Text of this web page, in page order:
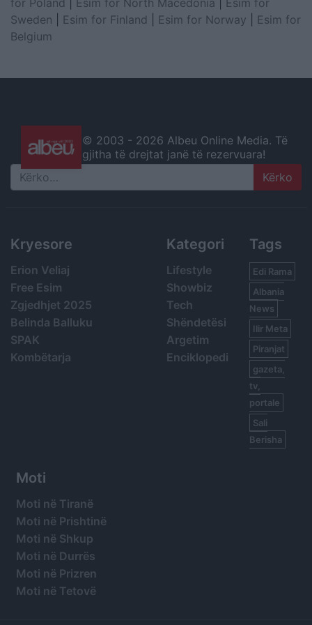
Sweden
Esim for Finland Esim for Norway
Esim for
Belgium
© 2003 - 2026 Albeu Online Media. Të
gjitha të drejtat janë të rezervuara!
Search
Kryesore
Erion Veliaj
Free Esim
Zgjedhjet 2025
Belinda Balluku
SPAK
Kombëtarja
Kategori
Lifestyle
Showbiz
Tech
Shëndetësi
Argetim
Enciklopedi
Tags
Edi Rama
Albania
News
Ilir Meta
Piranjat
gazeta,
tv,
portale
Sali
Berisha
Moti
Moti në Tiranë
Moti në Prishtinë
Moti në Shkup
Moti në Durrës
Moti në Prizren
Moti në Tetovë